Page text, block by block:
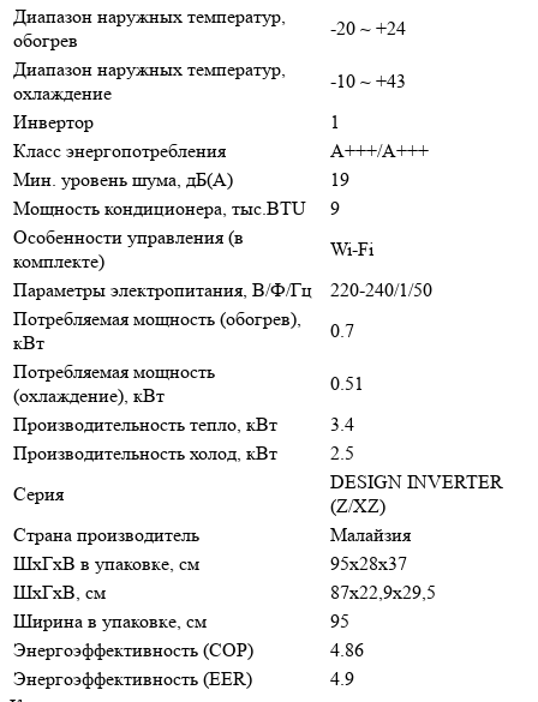
Диапазон наружных температур,
обогрев
-20 ~ +24
Диапазон наружных температур,
охлаждение
-10 ~ +43
Инвертор
1
Класс энергопотребления
A+++/A+++
Мин. уровень шума, дБ(А)
19
Мощность кондиционера, тыс.BTU
9
Особенности управления (в
комплекте)
Wi-Fi
Параметры электропитания, В/Ф/Гц
220-240/1/50
Потребляемая мощность (обогрев),
кВт
0.7
Потребляемая мощность
(охлаждение), кВт
0.51
Производительность тепло, кВт
3.4
Производительность холод, кВт
2.5
Серия
DESIGN INVERTER
(Z/XZ)
Страна производитель
Малайзия
ШxГxВ в упаковке, см
95x28x37
ШxГxВ, см
87x22,9x29,5
Ширина в упаковке, см
95
Энергоэффективность (COP)
4.86
Энергоэффективность (EER)
4.9